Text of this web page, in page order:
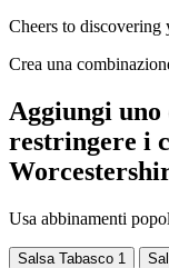
Cheers to
Crea una
Aggiungi
restringere i
Usa abbinamenti
Salsa Tabasco 1